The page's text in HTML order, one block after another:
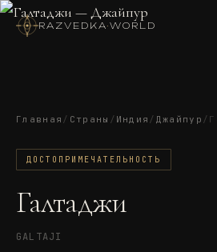
RAZVEDKA·WORLD
Главная / Страны / Индия / Джайпур /
ДОСТОПРИМЕЧАТЕЛЬНОСТЬ
Галтаджи
GALTAJI